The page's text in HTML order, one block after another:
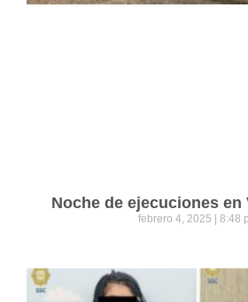
Noche de ejecuciones en
febrero 4, 2025 8:48